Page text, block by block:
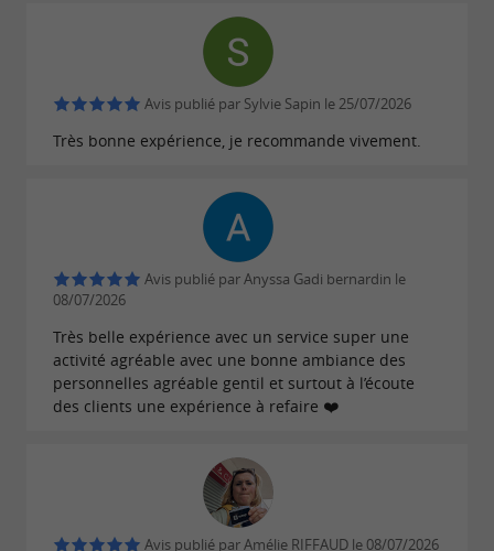
possibilité de repartir avec une
artisanale personnalisée
, réalisée en toute
autonomie.
Le café sur place propose une carte courte mais
, boissons fraîches et petites douceurs y
sont servis tout au long de la journée. Le lieu
favorise lesproducteurs locaux, et s’inscrit
dans une démarche à la
foiscréativeetresponsable.
Un lieu vivant toute l’année
Poppy Céramique Caféorganise régulièrement
des événements thématiques :
séances à thème,
Avis publié par Sylvie Sapin le 25/07/2026
Très bonne expérience, je recommande vivement.
Avis publié par Anyssa Gadi bernardin le
08/07/2026
Très belle expérience avec un service super une
activité agréable avec une bonne ambiance des
personnelles agréable gentil et surtout à l’écoute
des clients une expérience à refaire ❤️
Avis publié par Amélie RIFFAUD le 08/07/2026